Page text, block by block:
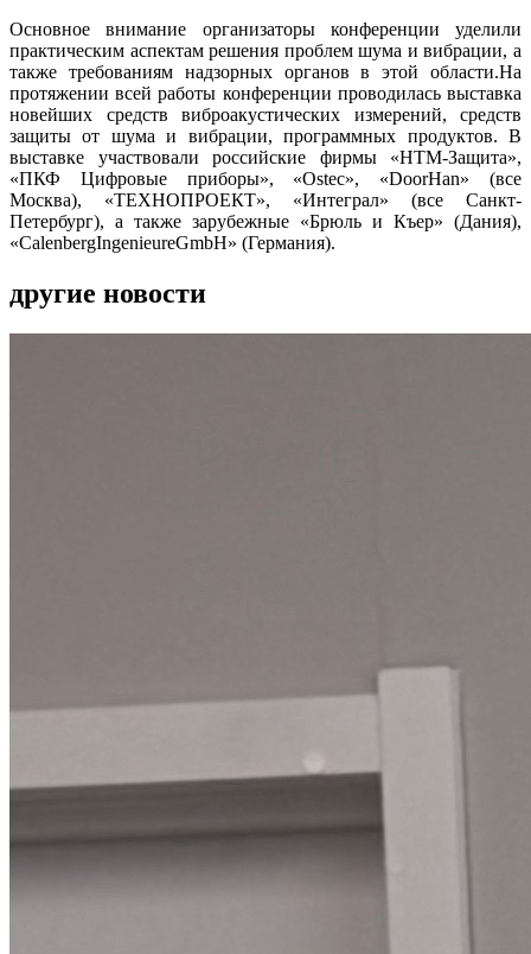
Основное внимание организаторы конференции уделили
практическим аспектам решения проблем шума и вибрации, а
также требованиям надзорных органов в этой области.На
протяжении всей работы конференции проводилась выставка
новейших средств виброакустических измерений, средств
защиты от шума и вибрации, программных продуктов. В
выставке участвовали российские фирмы «НТМ-Защита»,
«ПКФ Цифровые приборы», «Ostec», «DoorHan» (все
Москва), «ТЕХНОПРОЕКТ», «Интеграл» (все Санкт-
Петербург), а также зарубежные «Брюль и Къер» (Дания),
«CalenbergIngenieureGmbH» (Германия).
другие новости